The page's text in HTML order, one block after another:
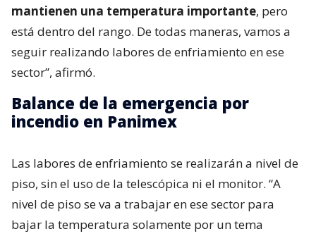
mantienen una temperatura importante, pero
está dentro del rango. De todas maneras, vamos a
seguir realizando labores de enfriamiento en ese
sector”, afirmó.
Balance de la emergencia por
incendio en Panimex
Las labores de enfriamiento se realizarán a nivel de
piso, sin el uso de la telescópica ni el monitor. “A
nivel de piso se va a trabajar en ese sector para
bajar la temperatura solamente por un tema